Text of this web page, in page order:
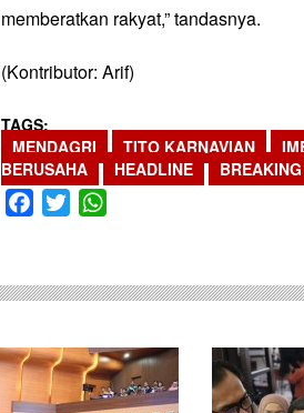
memberatkan rakyat,” tandasnya.
(Kontributor: Arif)
TAGS
MENDAGRI
TITO KARNAVIAN
BERUSAHA
HEADLINE
Facebook
Twitter